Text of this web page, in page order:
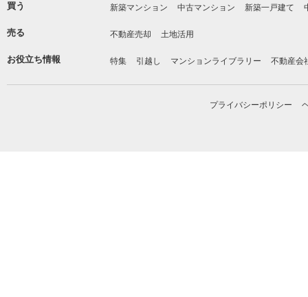
買う 新築マンション 中古マンション 新築一戸建て
売る 不動産売却 土地活用
お役立ち情報 特集 引越し マンションライブラリー 不動産会
プライバシーポリシー